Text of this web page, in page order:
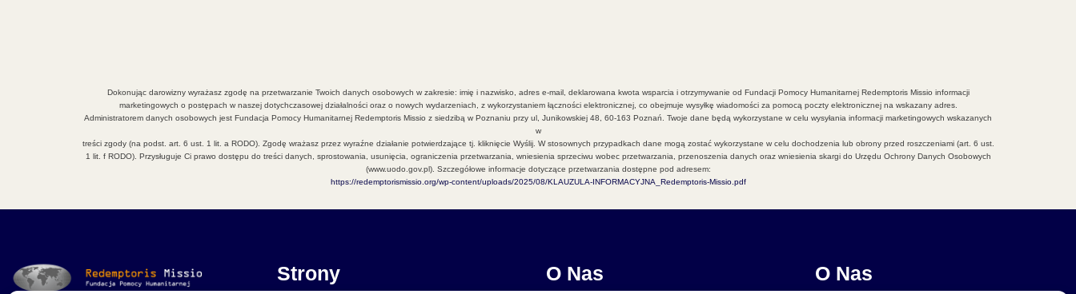
Dokonując darowizny wyrażasz zgodę na przetwarzanie Twoich danych osobowych w zakresie: imię i nazwisko, adres e-mail, deklarowana kwota wsparcia i otrzymywanie od Fundacji Pomocy Humanitarnej Redemptoris Missio informacji
marketingowych o postępach w naszej dotychczasowej działalności oraz o nowych wydarzeniach, z wykorzystaniem łączności elektronicznej, co obejmuje wysyłkę wiadomości za pomocą poczty elektronicznej na wskazany adres.
Administratorem danych osobowych jest Fundacja Pomocy Humanitarnej Redemptoris Missio z siedzibą w Poznaniu przy ul, Junikowskiej 48, 60-163 Poznań. Twoje dane będą wykorzystane w celu wysyłania informacji marketingowych wskazanych
w
treści zgody (na podst. art. 6 ust. 1 lit. a RODO). Zgodę wrażasz przez wyraźne działanie potwierdzające tj. kliknięcie Wyślij. W stosownych przypadkach dane mogą zostać wykorzystane w celu dochodzenia lub obrony przed roszczeniami (art. 6 ust.
1 lit. f RODO). Przysługuje Ci prawo dostępu do treści danych, sprostowania, usunięcia, ograniczenia przetwarzania, wniesienia sprzeciwu wobec przetwarzania, przenoszenia danych oraz wniesienia skargi do Urzędu Ochrony Danych Osobowych
(www.uodo.gov.pl). Szczegółowe informacje dotyczące przetwarzania dostępne pod adresem:
https://redemptorismissio.org/wp-content/uploads/2025/08/KLAUZULA-INFORMACYJNA_Redemptoris-Missio.pdf
Strony O Nas O Nas